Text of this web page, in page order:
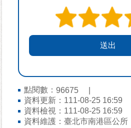
電
子
公
告
點閱數： 96675
資料更新： 111-08-25 16:59
資料檢視： 111-08-25 16:59
資料維護： 臺北市南港區公所